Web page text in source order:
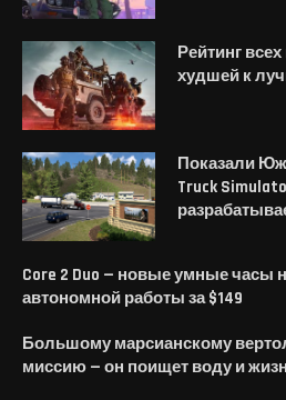
Рейтинг
худшей к
Показали
Truck
Core 2 Duo — новые умные часы
автономной работы за $149
Большому марсианскому
миссию — он поищет воду и